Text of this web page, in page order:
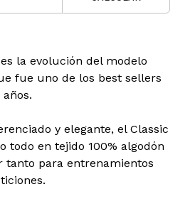
la evolución del modelo
fue uno de los best sellers
y elegante, el Classic
todo en tejido 100% algodón
tanto para entrenamientos